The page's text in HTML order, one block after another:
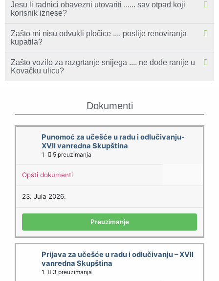
Jesu li radnici obavezni utovariti ...... sav otpad koji
korisnik iznese?
Zašto mi nisu odvukli pločice .... poslije renoviranja
kupatila?
Zašto vozilo za razgrtanje snijega .... ne dođe ranije u
Kovačku ulicu?
Dokumenti
Punomoć za učešće u radu i odlučivanju-
XVII vanredna Skupština
1 5 preuzimanja
Opšti dokumenti
23. Jula 2026.
Preuzimanje
Prijava za učešće u radu i odlučivanju – XVII
vanredna Skupština
1 3 preuzimanja